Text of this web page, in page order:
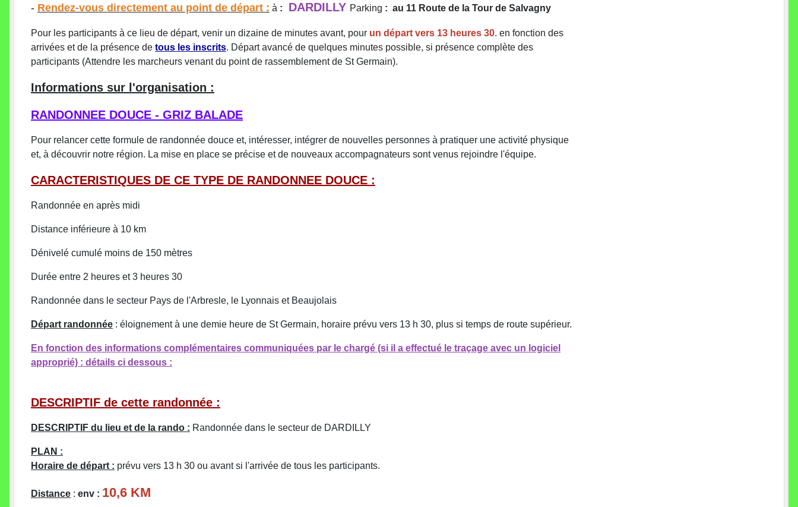
- Rendez-vous directement au point de départ : à : DARDILLY Parking : au 11 Route de la Tour de Salvagny
Pour les participants à ce lieu de départ, venir un dizaine de minutes avant, pour un départ vers 13 heures 30. en fonction des
arrivées et de la présence de tous les inscrits. Départ avancé de quelques minutes possible, si présence complète des
participants (Attendre les marcheurs venant du point de rassemblement de St Germain).
Informations sur l'organisation :
RANDONNEE DOUCE - GRIZ BALADE
Pour relancer cette formule de randonnée douce et, intéresser, intégrer de nouvelles personnes à pratiquer une activité physique
et, à découvrir notre région. La mise en place se précise et de nouveaux accompagnateurs sont venus rejoindre l'équipe.
CARACTERISTIQUES DE CE TYPE DE RANDONNEE DOUCE :
Randonnée en après midi
Distance inférieure à 10 km
Dénivelé cumulé moins de 150 mètres
Durée entre 2 heures et 3 heures 30
Randonnée dans le secteur Pays de l'Arbresle, le Lyonnais et Beaujolais
Départ randonnée : éloignement à une demie heure de St Germain, horaire prévu vers 13 h 30, plus si temps de route supérieur.
En fonction des informations complémentaires communiquées par le chargé (si il a effectué le traçage avec un logiciel
approprié) : détails ci dessous :
DESCRIPTIF de cette randonnée :
DESCRIPTIF du lieu et de la rando : Randonnée dans le secteur de DARDILLY
PLAN :
Horaire de départ : prévu vers 13 h 30 ou avant si l'arrivée de tous les participants.
Distance : env : 10,6 KM